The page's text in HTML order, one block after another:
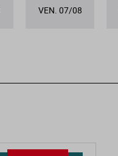
VEN. 07/08